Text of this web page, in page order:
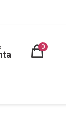
0